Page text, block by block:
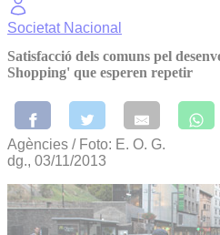
Societat Nacional
Satisfacció dels comuns pel
Shopping' que esperen repetir
Agències / Foto: E. O. G.
dg., 03/11/2013